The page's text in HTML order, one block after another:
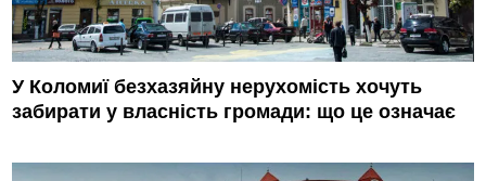
У Коломиї безхазяйну нерухомість хочуть
забирати у власність громади: що це означає